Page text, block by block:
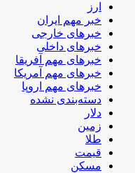
ارز
خبر مهم ایران
خبرهای خارجی
خبرهای داخلی
خبرهای مهم آفریقا
خبرهای مهم آمریکا
خبرهای مهم اروپا
دسته‌بندی نشده
دلار
زمین
طلا
قیمت
مسکن